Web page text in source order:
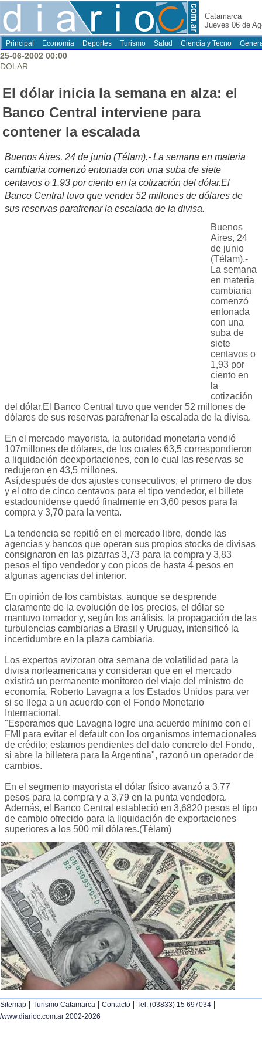
Catamarca
Jueves 06 de
Principal Economia Deportes Turismo Salud Ciencia y Tecno
25-06-2002 00:00
DOLAR
El dólar inicia la semana en alza: el
Banco Central interviene para
contener la escalada
Buenos Aires, 24 de junio (Télam).- La semana en materia
cambiaria comenzó entonada con una suba de siete
centavos o 1,93 por ciento en la cotización del dólar.El
Banco Central tuvo que vender 52 millones de dólares de
sus reservas parafrenar la escalada de la divisa.
Buenos
Aires, 24
de junio
(Télam).-
La semana
en materia
cambiaria
comenzó
entonada
con una
suba de
siete
centavos o
1,93 por
ciento en
la
cotización
del dólar.El Banco Central tuvo que vender 52 millones de
dólares de sus reservas parafrenar la escalada de la divisa.
En el mercado mayorista, la autoridad monetaria vendió
107millones de dólares, de los cuales 63,5 correspondieron
a liquidación deexportaciones, con lo cual las reservas se
redujeron en 43,5 millones.
Así,después de dos ajustes consecutivos, el primero de dos
y el otro de cinco centavos para el tipo vendedor, el billete
estadounidense quedó finalmente en 3,60 pesos para la
compra y 3,70 para la venta.
La tendencia se repitió en el mercado libre, donde las
agencias y bancos que operan sus propios stocks de divisas
consignaron en las pizarras 3,73 para la compra y 3,83
pesos el tipo vendedor y con picos de hasta 4 pesos en
algunas agencias del interior.
En opinión de los cambistas, aunque se desprende
claramente de la evolución de los precios, el dólar se
mantuvo tomador y, según los análisis, la propagación de las
turbulencias cambiarias a Brasil y Uruguay, intensificó la
incertidumbre en la plaza cambiaria.
Los expertos avizoran otra semana de volatilidad para la
divisa norteamericana y consideran que en el mercado
existirá un permanente monitoreo del viaje del ministro de
economía, Roberto Lavagna a los Estados Unidos para ver
si se llega a un acuerdo con el Fondo Monetario
Internacional.
"Esperamos que Lavagna logre una acuerdo mínimo con el
FMI para evitar el default con los organismos internacionales
de crédito; estamos pendientes del dato concreto del Fondo,
si abre la billetera para la Argentina", razonó un operador de
cambios.
En el segmento mayorista el dólar físico avanzó a 3,77
pesos para la compra y a 3,79 en la punta vendedora.
Además, el Banco Central estableció en 3,6820 pesos el tipo
de cambio ofrecido para la liquidación de exportaciones
superiores a los 500 mil dólares.(Télam)
Sitemap | Turismo Catamarca | Contacto | Tel. (03833) 15 697034 |
/www.diarioc.com.ar 2002-2026